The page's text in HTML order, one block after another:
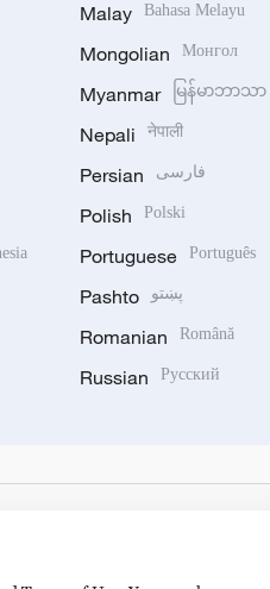
Malay Bahasa Melayu
Mongolian Монгол
Myanmar မြန်မာဘာသာ
Nepali नेपाली
Persian فارسی
Polish Polski
Portuguese Português
Pashto پښتو
Romanian Română
Russian Русский